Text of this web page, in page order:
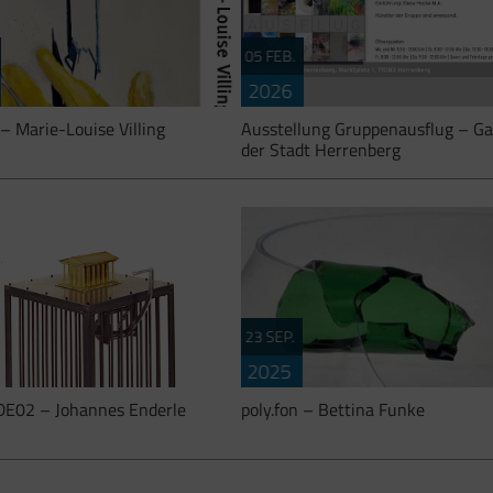
– Ausstellungen im
DIESELSTRASSE, eine
von artgerechte Haltung
e.V.: Marie – […]
Marie-Louise Villing
05 FEB.
2026
artgerechte Haltung Bildende
Esslingen e. V. in der Galerie der
Herrenberg vom 05.02.2026 bis
Künstler […]
Ausstellung Gruppenausflug –
der Stadt Herrenberg
– Johannes Enderle
23 SEP.
2025
poly.fon – Bettina Funke